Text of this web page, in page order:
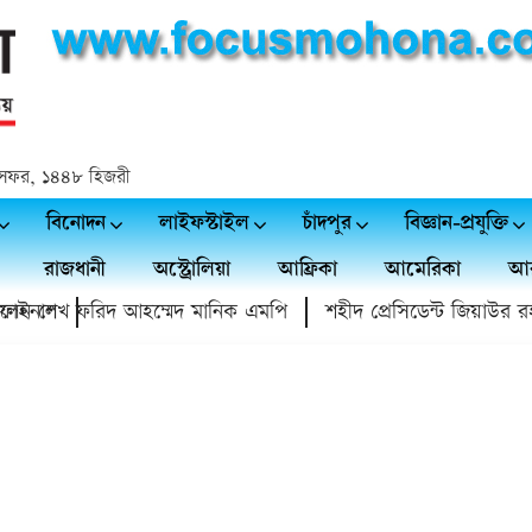
১৪৪৮ হিজরী
বিনোদন লাইফস্টাইল চাঁদপুর বিজ্ঞান-প্রযুক্তি
রাজধানী
অস্ট্রোলিয়া আফ্রিকা আমেরিকা
শেখ ফরিদ আহম্মেদ মানিক এমপি
শহীদ প্রেসিডেন্ট জিয়াউর